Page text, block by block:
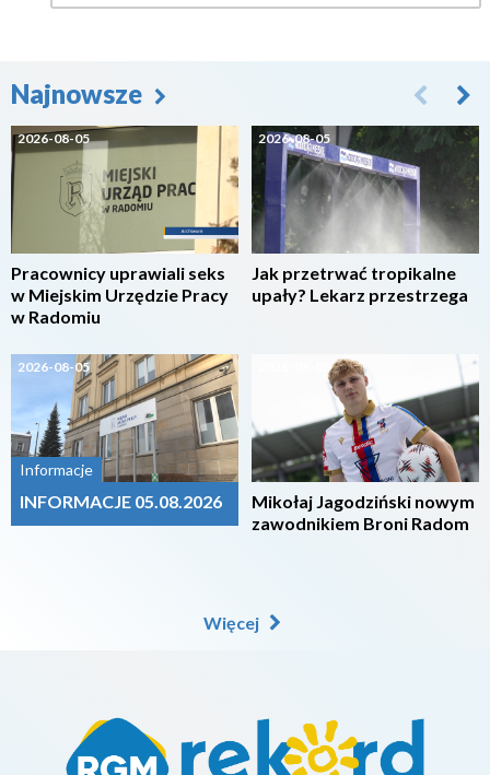
Najnowsze
2026-08-05
Pracownicy uprawiali seks
w Miejskim Urzędzie Pracy
w Radomiu
2026-08-05
Informacje
INFORMACJE 05.08.2026
2026-08-05
Jak przetrwać tropikalne
upały? Lekarz przestrzega
2026-08-05
Mikołaj Jagodziński nowym
zawodnikiem Broni Radom
Więcej